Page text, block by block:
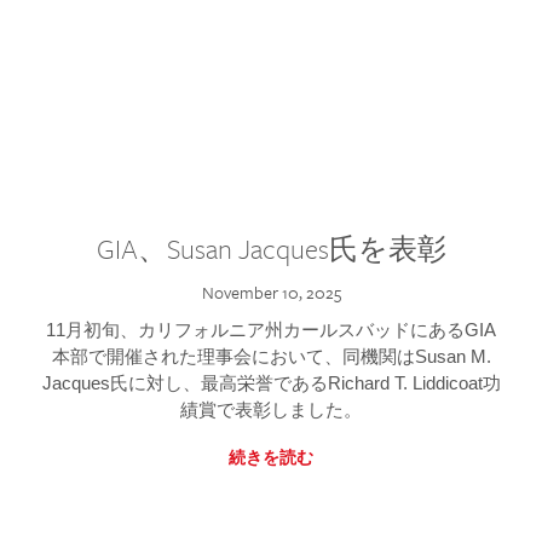
GIA、Susan Jacques氏を表彰
November 10, 2025
11月初旬、カリフォルニア州カールスバッドにあるGIA
本部で開催された理事会において、同機関はSusan M.
Jacques氏に対し、最高栄誉であるRichard T. Liddicoat功
績賞で表彰しました。
続きを読む